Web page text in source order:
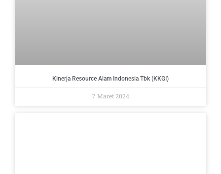
Kinerja Resource Alam Indonesia Tbk (KKGI)
7 Maret 2024